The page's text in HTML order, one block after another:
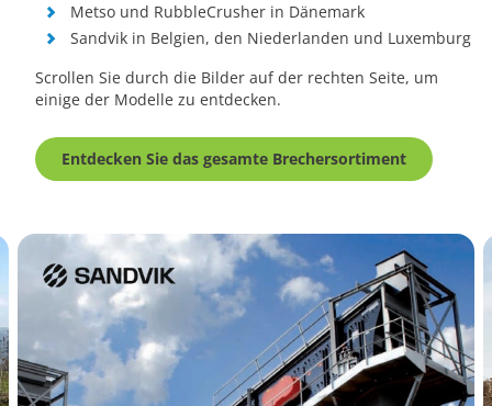
Metso und RubbleCrusher in Dänemark
Sandvik in Belgien, den Niederlanden und Luxemburg
Scrollen Sie durch die Bilder auf der rechten Seite, um
einige der Modelle zu entdecken.
Entdecken Sie das gesamte Brechersortiment